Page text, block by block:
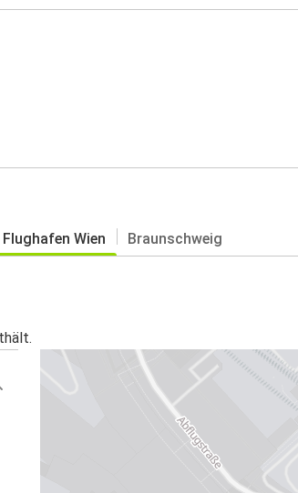
Flughafen Wien Braunschweig